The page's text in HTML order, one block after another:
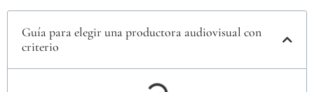
Guía para elegir una productora audiovisual con
criterio